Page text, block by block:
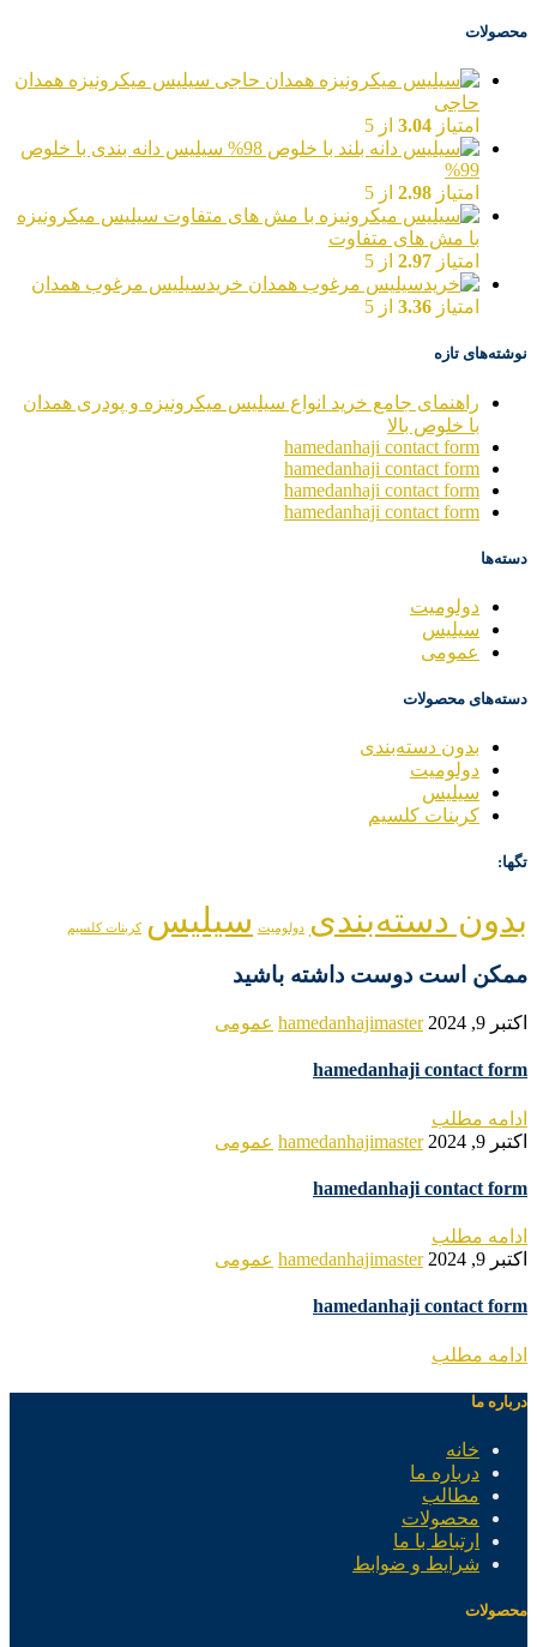
محصولات
سیلیس میکرونیزه همدان
حاجی
امتیاز 3.04 از 5
سیلیس دانه بندی با خلوص
99%
امتیاز 2.98 از 5
سیلیس میکرونیزه
با مش های متفاوت
امتیاز 2.97 از 5
خریدسیلیس مرغوب همدان
امتیاز 3.36 از 5
نوشته‌های تازه
راهنمای جامع خرید انواع سیلیس میکرونیزه و پودری همدان
با خلوص بالا
hamedanhaji contact form
hamedanhaji contact form
hamedanhaji contact form
hamedanhaji contact form
دسته‌ها
دولومیت
سیلیس
عمومی
دسته‌های محصولات
بدون دسته‌بندی
دولومیت
سیلیس
کربنات کلسیم
تگها:
بدون دسته‌بندی دولومیت سیلیس کربنات کلسیم
ممکن است دوست داشته باشید
اکتبر 9, 2024 hamedanhajimaster عمومی
hamedanhaji contact form
ادامه مطلب
اکتبر 9, 2024
hamedanhajimaster عمومی
hamedanhaji contact form
ادامه مطلب
اکتبر 9, 2024
hamedanhajimaster عمومی
hamedanhaji contact form
ادامه مطلب
درباره ما
خانه
درباره ما
مطالب
محصولات
ارتباط با ما
شرایط و ضوابط
محصولات